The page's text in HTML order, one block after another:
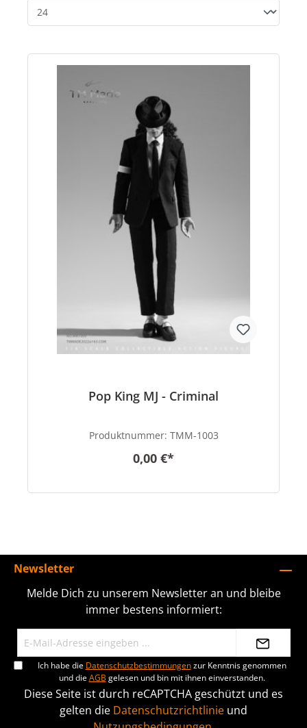
Pop King MJ - Criminal
Produktnummer: TMM-1003
0,00 €*
Newsletter
Melde Dich zu unserem Newsletter an und bleibe
immer bestens informiert:
Ich habe die Datenschutzbestimmungenzur Kenntnis genommen
und dieAGB gelesen und bin mit ihnen einverstanden.
Diese Seite ist durch reCAPTCHA geschützt und es
gelten die Datenschutzrichtlinie und